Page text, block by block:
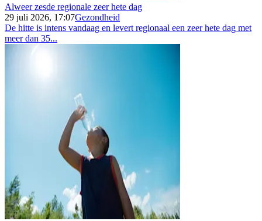
Alweer zesde regionale zeer hete dag
29 juli 2026, 17:07Gezondheid
De hitte is intens vandaag en levert regionaal een zeer hete dag met
meer dan 35...